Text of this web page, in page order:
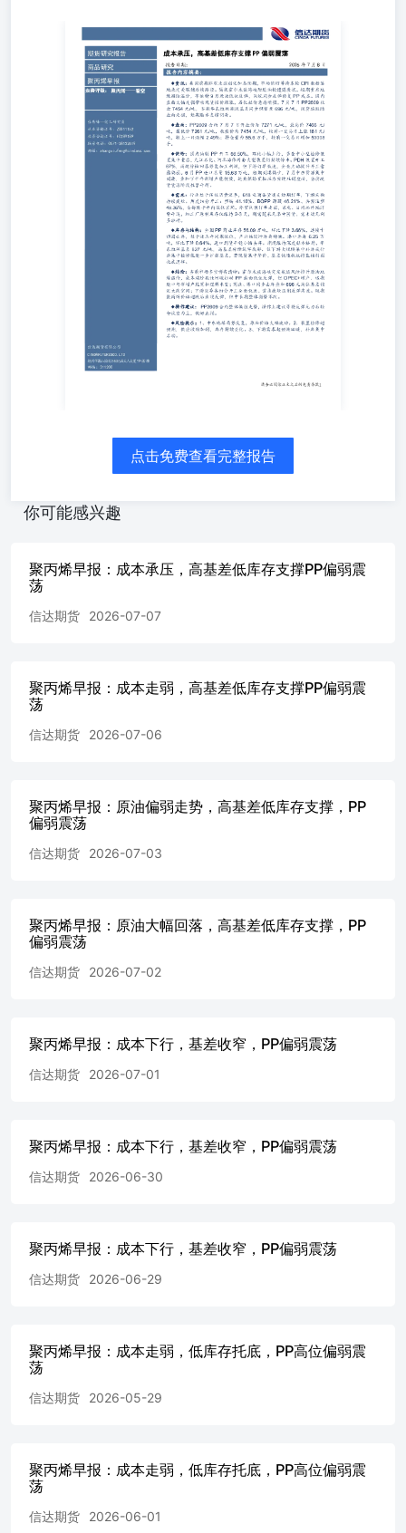
期货研究报告 2026年7月8日 商品研究 报告内容摘要: 走势
评级：聚丙烯——看空 张秀峰—化工研究员从业资格证
号：Z0011152投资咨询证号：F0289189联系电话：0571-
28132619邮箱：zhangxiufeng@cindasc.com 盘面：PP2609
合约7月7日开盘价为7271元/吨，最高价7466元/吨，最低价
7261元/吨，收盘价为7454元/吨，较前一交易日上涨181元/
吨，较上一日涨幅2.49%；持仓量为55.6万手，较前一交易
日增加53008手。 供给：国内油制PP开工66.50%，环比小
幅上行，多套中小型检修装置集中重启，九江石化、河北海
伟两套大型装置仍持续停车。PDH装置开工67%，丙烷价格
回落修复加工利润，但下游订单低迷，企业主动提升开工意
愿偏弱。6月PP进口总量15.63万吨，短期到港偏少，7月中
东货源集中到港，叠加下半年新增产能投放，远期供给宽松
压力持续压制盘面，当前现货货源阶段性紧平衡。 需求：
行业处于传统消费淡季，618电商备货透支短期订单，下游
采购持续疲软。周度细分开工：塑编41.16%、BOPP薄膜
46.21%、共聚注塑49.36%，全部处于年内低位区间。外贸
包装订单走弱，家电、日用品终端消费平淡，加工厂原料库
存仅维持2-3天，刚需随采无集中囤货，需求端无利多驱
货平稳小幅去库。期现维持深度贴水格局，华东拉丝基差
827元/吨，高基差持续筑牢底部。仅下游大规模集中补库或
速收敛将直接削弱托底逻辑。 结论：当前市场多空博弈清
晰：霍尔木兹海峡突发航运风险推升原油地缘溢价，成本端
口与新增产能宽松逻辑未变；商业、港口同步去库叠加696
但中长期整体弱势不改。 操作建议：PP2609合约整体偏弱
动。2、装置检修超预期，供应收缩加剧，库存持续去化。
3、下游需求超预期回暖，补库集中启动。 信达期货有限公
大厦19-20楼邮编：311200 一、基差&价差 资料来源：钢联
源：钢联，信达期货研究所 资料来源：钢联，信达期货研
究所 三、需求 资料来源：钢联，信达期货研究所 资料来
源：钢联，信达期货研究所 资料来源：钢联，信达期货研
达期货研究所 资料来源：钢联，信达期货研究所 资料来
源：钢联，信达期货研究所 五、生产利润 资料来源：钢
联，信达期货研究所 资料来源：钢联，信达期货研究所 资
料来源：钢联，信达期货研究所 资料来源：钢联，信达期
布。 本公司已取得期货交易咨询业务资格，交易咨询业务
司认为可靠的且目前已公开的信息撰写，本公司力求但不保
造成的损失承担任何责任。本报告不应取代个人的独立判
断。本报告仅反映编写人的不同设想、见解及分析方法。同
的内容不构成对任何人的投资建议，且信达期货不会因接收
范围内，本报告内容或其适用与任何政府机构、监管机构、
告的内容并不意图提供给这些地区的个人或组织，任何个人
或组织也不得在当地查看或使用本报告。本报告所载的内容
说明，信达期货拥有本报告的版权和/或其他相关知识产
本报告中使用的所有商标、服务标记及标记均为信达期货所
信达期货或商标所有权人的书面许可，任何单位或个人不得
点击免费查看完整报告
你可能感兴趣
聚丙烯早报：成本承压，高基差低库存支撑PP偏弱震
荡
信达期货 2026-07-07
聚丙烯早报：成本走弱，高基差低库存支撑PP偏弱震
荡
信达期货 2026-07-06
聚丙烯早报：原油偏弱走势，高基差低库存支撑，PP
偏弱震荡
信达期货 2026-07-03
聚丙烯早报：原油大幅回落，高基差低库存支撑，PP
偏弱震荡
信达期货 2026-07-02
聚丙烯早报：成本下行，基差收窄，PP偏弱震荡
信达期货 2026-07-01
聚丙烯早报：成本下行，基差收窄，PP偏弱震荡
信达期货 2026-06-30
聚丙烯早报：成本下行，基差收窄，PP偏弱震荡
信达期货 2026-06-29
聚丙烯早报：成本走弱，低库存托底，PP高位偏弱震
荡
信达期货 2026-05-29
聚丙烯早报：成本走弱，低库存托底，PP高位偏弱震
荡
信达期货 2026-06-01